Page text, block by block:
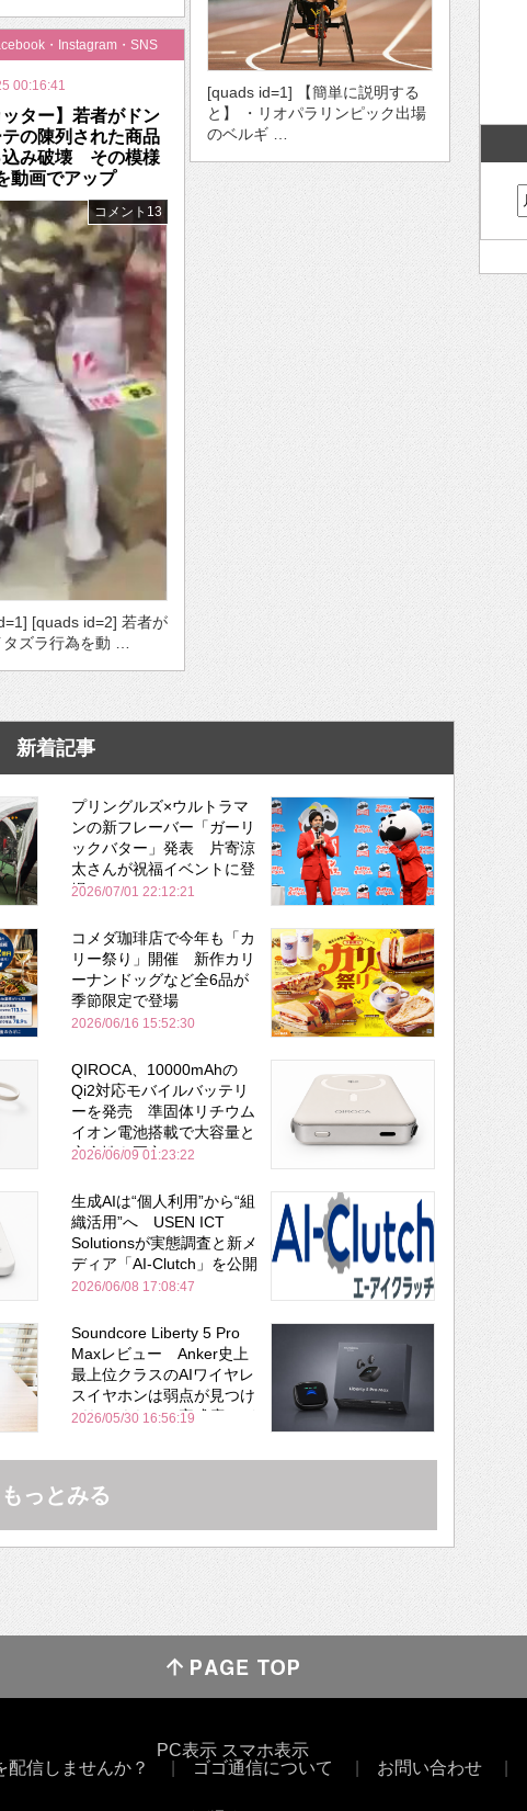
[quads id=1] 【簡単に説明する
と】 ・リオパラリンピック出場
のベルギ …
・Instagram・SNS
00:16:41
ッター】若者がドン
の陳列された商品
込み破壊 その模様
動画でアップ
コメント13
[quads id=2] 若者が
タズラ行為を動 …
新着記事
プリングルズ×ウルトラマ
ンの新フレーバー「ガーリ
ックバター」発表 片寄涼
太さんが祝福イベントに登
場
2026/07/01 22:12:21
コメダ珈琲店で今年も「カ
リー祭り」開催 新作カリ
ーナンドッグなど全6品が
季節限定で登場
2026/06/16 15:52:30
QIROCA、10000mAhの
Qi2対応モバイルバッテリ
ーを発売 準固体リチウム
イオン電池搭載で大容量と
安全性を両立
2026/06/09 01:23:22
生成AIは“個人利用”から“組
織活用”へ USEN ICT
Solutionsが実態調査と新メ
ディア「AI-Clutch」を公開
2026/06/08 17:08:47
Soundcore Liberty 5 Pro
Maxレビュー Anker史上
最上位クラスのAIワイヤレ
スイヤホンは弱点が見つけ
づらいくらいの完成度にび
Bose並み
2026/05/30 16:56:19
もっとみる
PC表示 スマホ表示
配信しませんか？
ゴゴ通信について お問い合わせ